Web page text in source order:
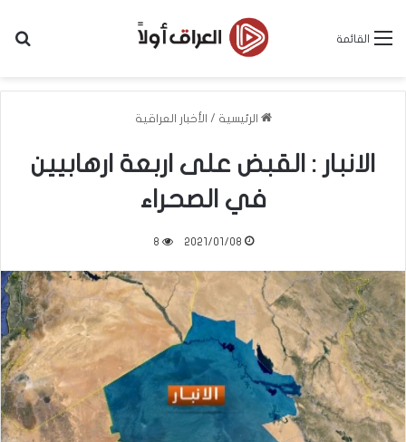
القائمة
الرئيسية / الأخبار العراقية
الانبار : القبض على اربعة ارهابيين
في الصحراء
2021/01/08
8